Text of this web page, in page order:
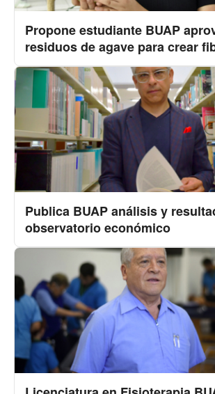
Propone estudiante BUAP
residuos de agave para crear
Publica BUAP análisis y
observatorio económico